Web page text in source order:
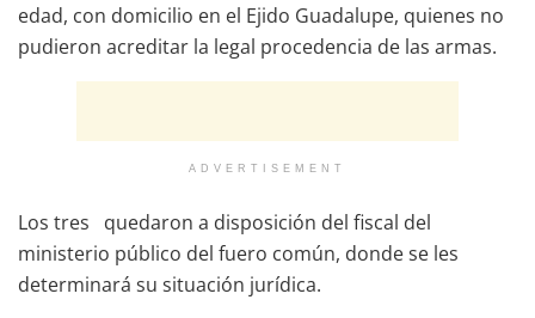
edad, con domicilio en el Ejido Guadalupe, quienes no
pudieron acreditar la legal procedencia de las armas.
ADVERTISEMENT
Los tres quedaron a disposición del fiscal del
ministerio público del fuero común, donde se les
determinará su situación jurídica.